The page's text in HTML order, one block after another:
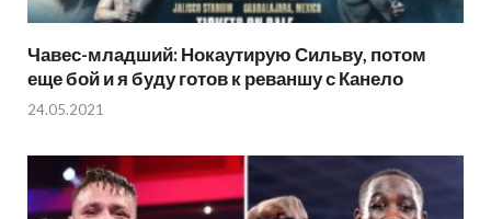
Чавес-младший: Нокаутирую Сильву, потом
еще бой и я буду готов к реваншу с Канело
24.05.2021